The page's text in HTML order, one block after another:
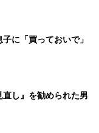
に「買っておいで」
し』を勧められた男